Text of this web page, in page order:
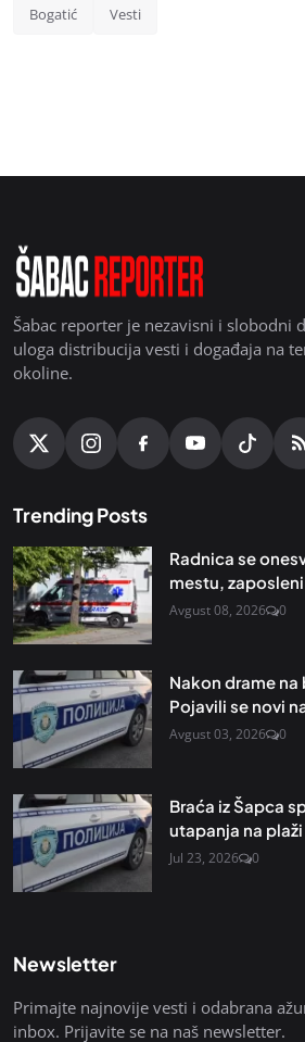
Bogatić Vesti
Šabac reporter je nezavisni i slobodni
uloga distribucija vesti i događaja na
okoline.
Trending Posts
Radnica se
mestu, zaposleni
Avgust 08, 2026 0
Nakon drame
Pojavili se novi
Avgust 03, 2026 0
Braća iz Šapca
utapanja na plaži
Jul 23, 2026 0
Newsletter
Primajte najnovije vesti i odabrana
inbox. Prijavite se na naš newsletter.